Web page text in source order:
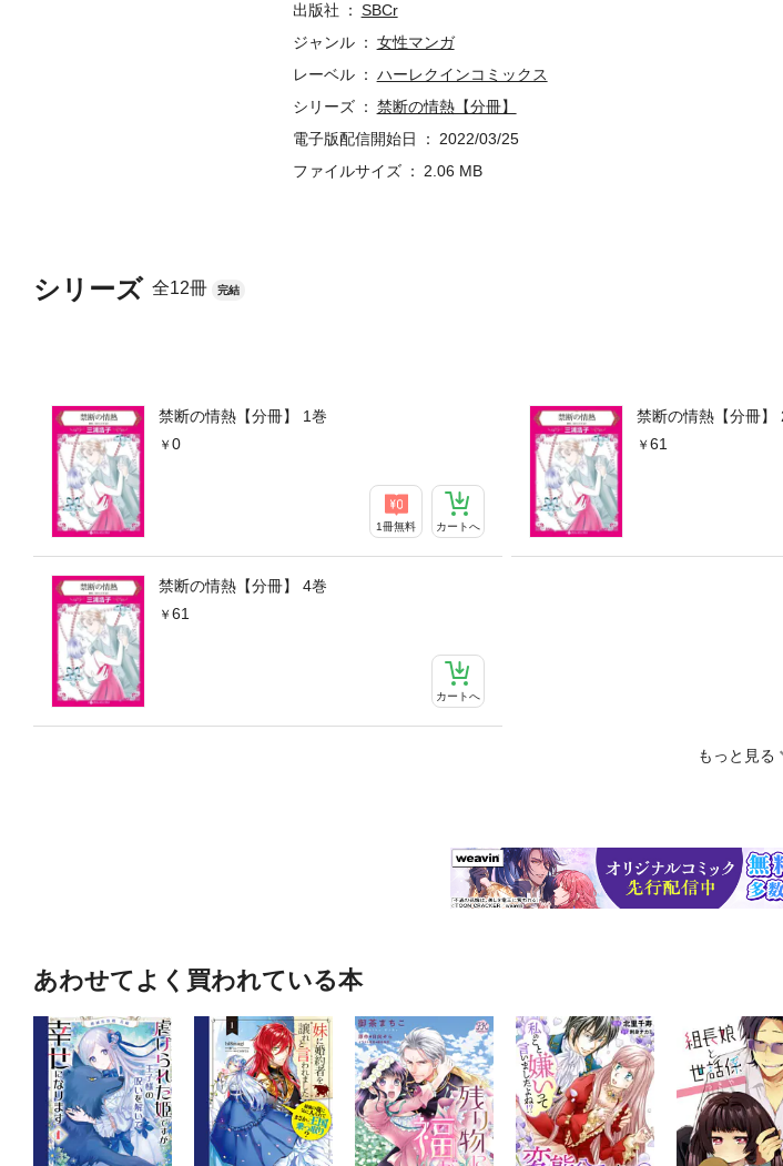
シリーズ 全12冊 完結
禁断の情熱【分冊】 1巻
0
1冊無料 カートへ
禁断の情熱【分冊】
61
禁断の情熱【分冊】 4巻
61
カートへ
もっと見る
出版社
SBCr
ジャンル
女性マンガ
レーベル
ハーレクインコミックス
シリーズ
禁断の情熱【分冊】
電子版配信開始日
2022/03/25
ファイルサイズ
2.06 MB
あわせてよく買われている本